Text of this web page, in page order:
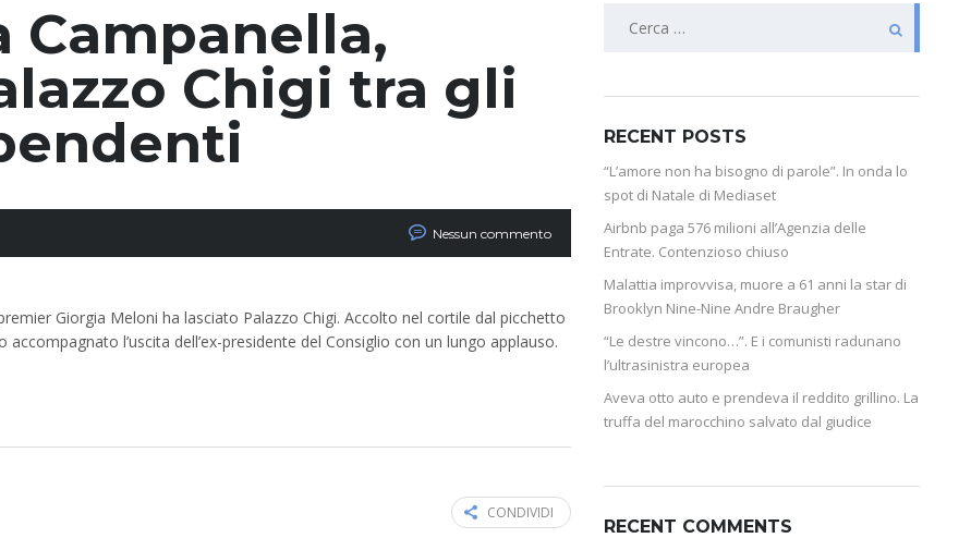
Campanella,
Chigi tra gli
Nessun commento
Giorgia Meloni ha lasciato Palazzo Chigi. Accolto nel cortile dal picchetto
l’uscita dell’ex-presidente del Consiglio con un lungo applauso.
CONDIVIDI
RECENT POSTS
“L’amore non ha bisogno di parole”. In onda lo
spot di Natale di Mediaset
Airbnb paga 576 milioni all’Agenzia delle
Entrate. Contenzioso chiuso
Malattia improvvisa, muore a 61 anni la star di
Brooklyn Nine-Nine Andre Braugher
“Le destre vincono…”. E i comunisti radunano
l’ultrasinistra europea
Aveva otto auto e prendeva il reddito grillino. La
truffa del marocchino salvato dal giudice
RECENT COMMENTS